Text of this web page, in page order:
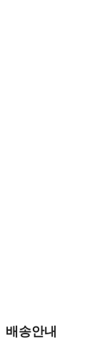
배송안내